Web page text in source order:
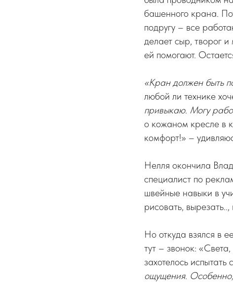
башенного крана.
подругу – все
делает сыр, творог
ей помогают.
«Кран должен быть
любой ли технике
привыкаю. Могу
о кожаном кресле в
комфорт!» –
Нелля окончила
специалист по
швейные навыки в
рисовать,
Но откуда взялся в
тут – звонок:
захотелось
ощущения.